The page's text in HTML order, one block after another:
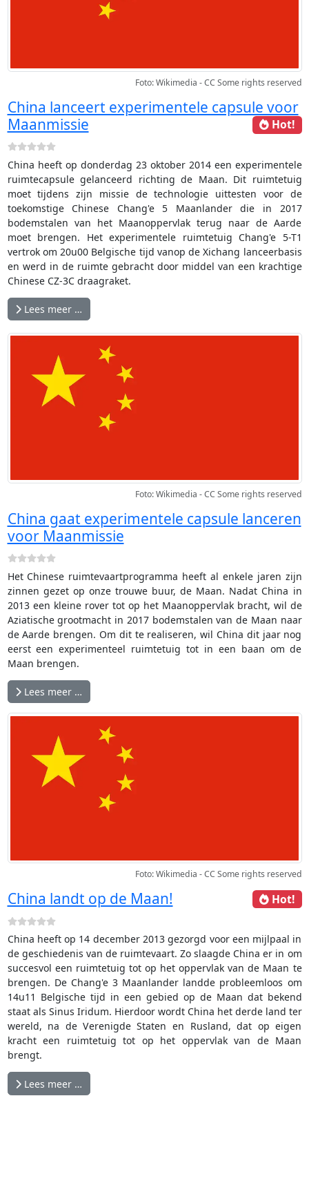
Foto: Wikimedia - CC Some rights reserved
China lanceert experimentele capsule voor
Maanmissie
Hot!
China heeft op donderdag 23 oktober 2014 een experimentele
ruimtecapsule gelanceerd richting de Maan. Dit ruimtetuig
moet tijdens zijn missie de technologie uittesten voor de
toekomstige Chinese Chang'e 5 Maanlander die in 2017
bodemstalen van het Maanoppervlak terug naar de Aarde
moet brengen. Het experimentele ruimtetuig Chang'e 5-T1
vertrok om 20u00 Belgische tijd vanop de Xichang lanceerbasis
en werd in de ruimte gebracht door middel van een krachtige
Chinese CZ-3C draagraket.
Lees meer …
Foto: Wikimedia - CC Some rights reserved
China gaat experimentele capsule lanceren
voor Maanmissie
Het Chinese ruimtevaartprogramma heeft al enkele jaren zijn
zinnen gezet op onze trouwe buur, de Maan. Nadat China in
2013 een kleine rover tot op het Maanoppervlak bracht, wil de
Aziatische grootmacht in 2017 bodemstalen van de Maan naar
de Aarde brengen. Om dit te realiseren, wil China dit jaar nog
eerst een experimenteel ruimtetuig tot in een baan om de
Maan brengen.
Lees meer …
Foto: Wikimedia - CC Some rights reserved
China landt op de Maan! Hot!
China heeft op 14 december 2013 gezorgd voor een mijlpaal in
de geschiedenis van de ruimtevaart. Zo slaagde China er in om
succesvol een ruimtetuig tot op het oppervlak van de Maan te
brengen. De Chang'e 3 Maanlander landde probleemloos om
14u11 Belgische tijd in een gebied op de Maan dat bekend
staat als Sinus Iridum. Hierdoor wordt China het derde land ter
wereld, na de Verenigde Staten en Rusland, dat op eigen
kracht een ruimtetuig tot op het oppervlak van de Maan
brengt.
Lees meer …